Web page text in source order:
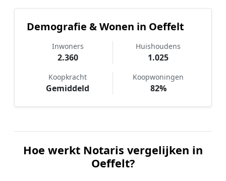
Demografie & Wonen in Oeffelt
Inwoners
2.360
Huishoudens
1.025
Koopkracht
Gemiddeld
Koopwoningen
82%
Hoe werkt Notaris vergelijken in
Oeffelt?